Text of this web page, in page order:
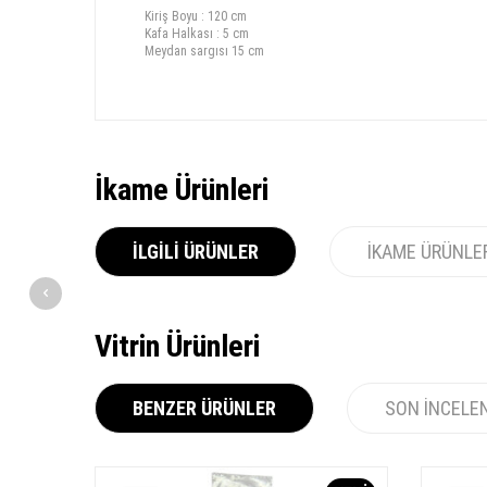
Kiriş Boyu : 120 cm
Kafa Halkası : 5 cm
Meydan sargısı 15 cm
İkame Ürünleri
İLGILI ÜRÜNLER İKAME
Vitrin Ürünleri
BENZER ÜRÜNLER SON